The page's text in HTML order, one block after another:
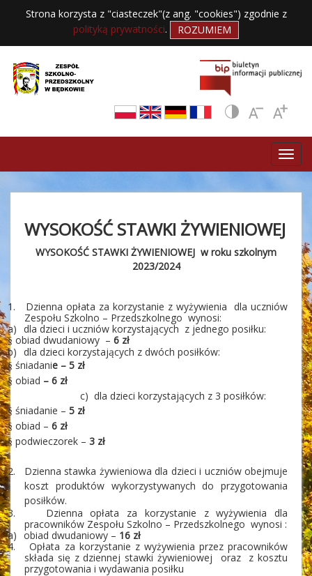
Strona korzysta z "ciasteczek"(z ang. "cookies") zgodnie z
polityką prywatności. ROZUMIEM
WYSOKOŚĆ STAWKI ŻYWIENIOWEJ
WYSOKOŚĆ STAWKI ŻYWIENIOWEJ w roku szkolnym
2023/2024
1.
Dzienna opłata za korzystanie z wyżywienia dla uczniów
Zespołu Szkolno – Przedszkolnego wynosi:
a) dla dzieci i uczniów korzystających z jednego posiłku:
§ obiad dwudaniowy – 6 zł
b) dla dzieci korzystających z dwóch posiłków:
§ śniadanie – 5 zł
§ obiad – 6 zł
c) dla dzieci korzystających z 3 posiłków:
§ śniadanie – 5 zł
§ obiad – 6 zł
§ podwieczorek – 3 zł
2.
Dzienna stawka żywieniowa dla dzieci i uczniów obejmuje
koszt produktów wykorzystywanych do przygotowania
posiłków.
3.
Dzienna opłata za korzystanie z wyżywienia dla
pracowników Zespołu Szkolno – Przedszkolnego wynosi :
a) obiad dwudaniowy – 16 zł
4.
Opłata za korzystanie z wyżywienia przez pracowników
składa się z dziennej stawki żywieniowej
oraz z kosztu
przygotowania i wydawania posiłku